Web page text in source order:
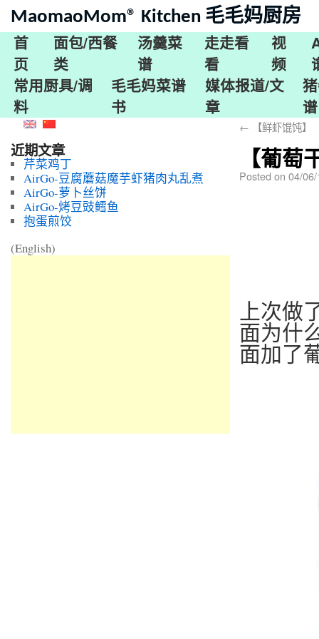
MaomaoMom® Kitchen 毛毛妈厨房
首
页
面包/西餐
类
汤羹菜
谱
走走看
看
视
频
常用厨具/调
料
毛毛妈菜谱
书
媒体报道/文
章
谱
← 【鲜虾馄饨】
【葡
Posted on 04/
上次做
面为什
面加了
近期文章
芹菜鸡丁
AirGo-豆腐蘑菇魔芋虾猪肉丸乱煮
AirGo-萝卜丝饼
AirGo-烤豆豉鳕鱼
抱蛋煎饺
(English)